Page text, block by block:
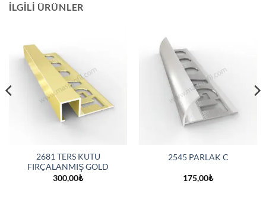
İLGILI ÜRÜNLER
2681 TERS KUTU
FIRÇALANMIŞ GOLD
300,00₺
2545 PARLAK C
175,00₺